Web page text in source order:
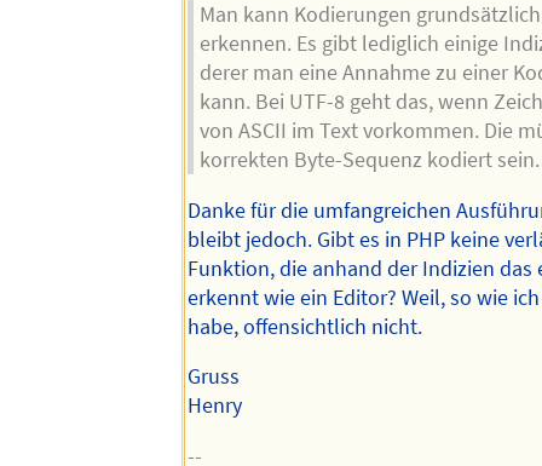
Man kann Kodierungen
erkennen. Es gibt lediglich einige
derer man eine Annahme zu einer
kann. Bei UTF-8 geht das, wenn
von ASCII im Text vorkommen. Die
korrekten Byte-Sequenz kodiert sein.
Danke für die umfangreichen
bleibt jedoch. Gibt es in PHP keine
Funktion, die anhand der Indizien das
erkennt wie ein Editor? Weil, so wie
habe, offensichtlich nicht.
Gruss
Henry
--